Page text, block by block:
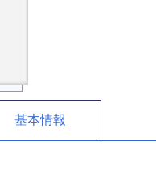
基本情報